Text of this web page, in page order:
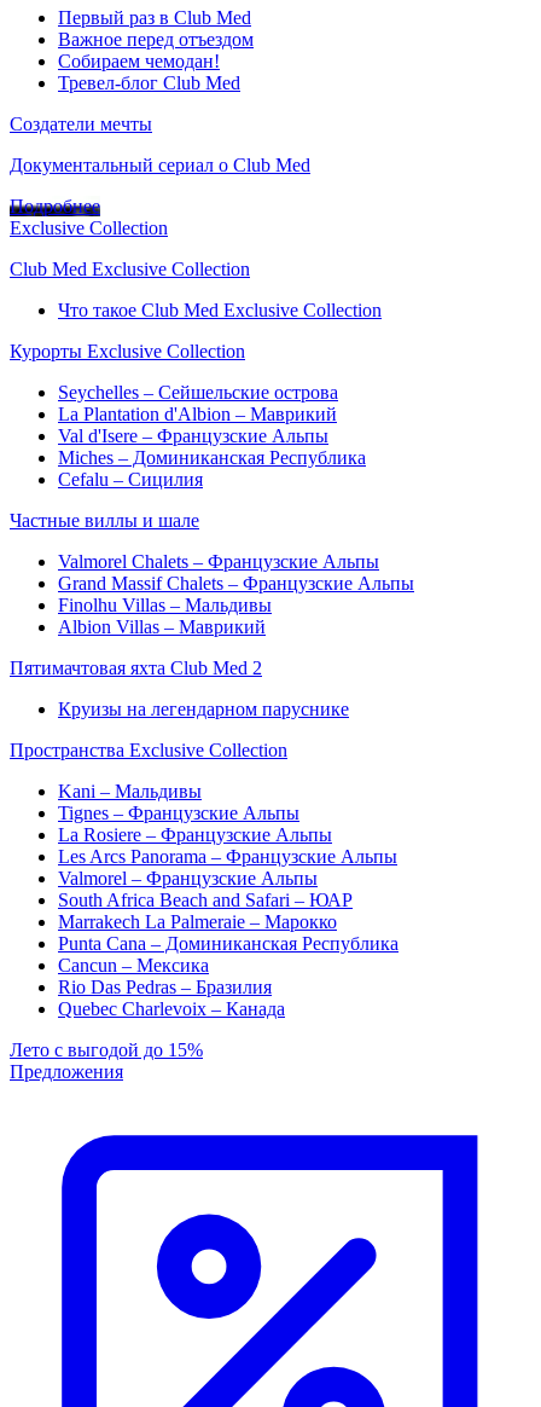
Первый раз в Club Med
Важное перед отъездом
Собираем чемодан!
Тревел-блог Club Med
Создатели мечты
Документальный сериал о Club Med
Подробнее
Exclusive Collection
Club Med Exclusive Collection
Что такое Club Med Exclusive Collection
Курорты Exclusive Collection
Seychelles – Сейшельские острова
La Plantation d'Albion – Маврикий
Val d'Isere – Французские Альпы
Miches – Доминиканская Республика
Cefalu – Сицилия
Частные виллы и шале
Valmorel Chalets – Французские Альпы
Grand Massif Chalets – Французские Альпы
Finolhu Villas – Мальдивы
Albion Villas – Маврикий
Пятимачтовая яхта Club Med 2
Круизы на легендарном паруснике
Пространства Exclusive Collection
Kani – Мальдивы
Tignes – Французские Альпы
La Rosiere – Французские Альпы
Les Arcs Panorama – Французские Альпы
Valmorel – Французские Альпы
South Africa Beach and Safari – ЮАР
Marrakech La Palmeraie – Марокко
Punta Cana – Доминиканская Республика
Cancun – Мексика
Rio Das Pedras – Бразилия
Quebec Charlevoix – Канада
Лето с выгодой до 15%
Предложения